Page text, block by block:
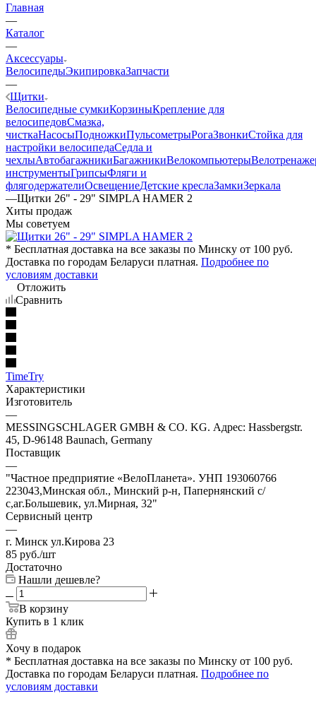
Главная
—
Каталог
—
Аксессуары
ВелосипедыЭкипировкаЗапчасти
—
Щитки
Велосипедные сумкиКорзиныКрепление для
велосипедовСмазка,
чисткаНасосыПодножкиПульсометрыРогаЗвонкиСтойка для
настройки велосипедаСедла и
чехлыАвтобагажникиБагажникиВелокомпьютеры
инструментыГрипсыФляги и
флягодержателиОсвещениеДетские креслаЗамкиЗеркала
—Щитки 26" - 29" SIMPLA HAMER 2
Хиты продаж
Мы советуем
* Бесплатная доставка на все заказы по Минску от 100 руб.
Доставка по городам Беларуси платная. Подробнее по
условиям доставки
Отложить
Сравнить
TimeTry
Характеристики
Изготовитель
—
MESSINGSCHLAGER GMBH & CO. KG. Адрес: Hassbergstr.
45, D-96148 Baunach, Germany
Поставщик
—
"Частное предприятие «ВелоПланета». УНП 193060766
223043,Минская обл., Минский р-н, Папернянский с/
с,аг.Большевик, ул.Мирная, 32"
Сервисный центр
—
г. Минск ул.Кирова 23
85 руб./шт
Достаточно
Нашли дешевле?
В корзину
Купить в 1 клик
Хочу в подарок
* Бесплатная доставка на все заказы по Минску от 100 руб.
Доставка по городам Беларуси платная. Подробнее по
условиям доставки